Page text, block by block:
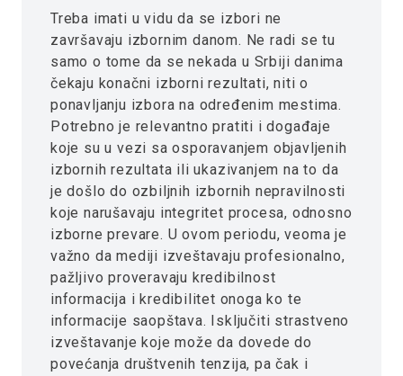
Treba imati u vidu da se izbori ne
završavaju izbornim danom. Ne radi se tu
samo o tome da se nekada u Srbiji danima
čekaju konačni izborni rezultati, niti o
ponavljanju izbora na određenim mestima.
Potrebno je relevantno pratiti i događaje
koje su u vezi sa osporavanjem objavljenih
izbornih rezultata ili ukazivanjem na to da
je došlo do ozbiljnih izbornih nepravilnosti
koje narušavaju integritet procesa, odnosno
izborne prevare. U ovom periodu, veoma je
važno da mediji izveštavaju profesionalno,
pažljivo proveravaju kredibilnost
informacija i kredibilitet onoga ko te
informacije saopštava. Isključiti strastveno
izveštavanje koje može da dovede do
povećanja društvenih tenzija, pa čak i